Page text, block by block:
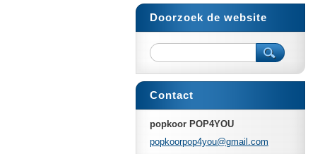
Doorzoek de website
Contact
popkoor POP4YOU
popkoorpop4you@gmail.com